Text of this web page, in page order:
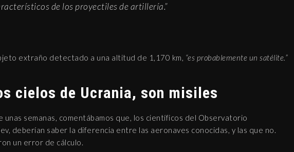
de los proyectiles de artillería.”
extraño detectado a una altitud de 1,170 km, “es probablemente un satélite.”
cielos de Ucrania, son misiles
unas semanas, comentábamos que, los científicos del Observatorio
deberían saber la diferencia entre las aeronaves conocidas, y las que no.
un error de cálculo.